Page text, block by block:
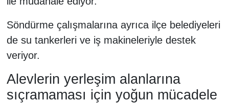
Söndürme çalışmalarına ayrıca ilçe belediyeleri
de su tankerleri ve iş makineleriyle destek
veriyor.
Alevlerin yerleşim alanlarına
sıçramaması için yoğun mücadele